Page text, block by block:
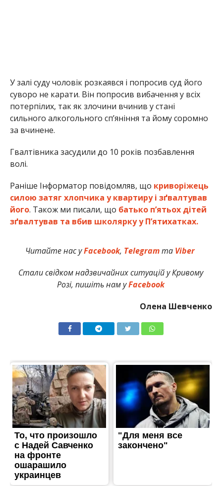
У залі суду чоловік розкаявся і попросив суд його
суворо не карати. Він попросив вибачення у всіх
потерпілих, так як злочини вчинив у стані
сильного алкогольного сп’яніння та йому соромно
за вчинене.
Гвалтівника засудили до 10 років позбавлення
волі.
Раніше Інформатор повідомляв, що криворіжець
силою затяг хлопчика у квартиру і зґвалтував
його. Також ми писали, що батько п’ятьох дітей
зґвалтував та вбив школярку у П’ятихатках.
Читайте нас уFacebook, Telegramта Viber
Стали свідком надзвичайних ситуацій у Кривому
Розі, пишіть нам уFacebook
Олена Шевченко